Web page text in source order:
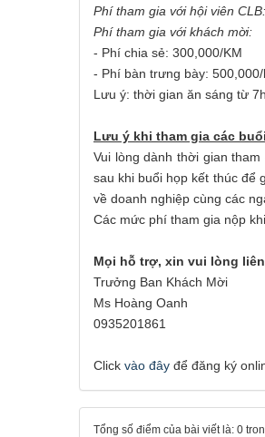
Phí tham gia với hội viên CLB:
Phí tham gia với khách mời:
- Phí chia sẻ: 300,000/KM
- Phí bàn trưng bày:
Lưu ý: thời gian ăn sáng từ
Lưu ý khi tham gia các
Vui lòng dành thời gian
sau khi buổi họp kết thúc để
về doanh nghiệp cùng các
Các mức phí tham gia nộp
Mọi hỗ trợ, xin vui lòng
Trưởng Ban Khách Mời
Ms Hoàng Oanh
0935201861
Click vào đây để đăng ký
Tổng số điểm của bài viết là: 0